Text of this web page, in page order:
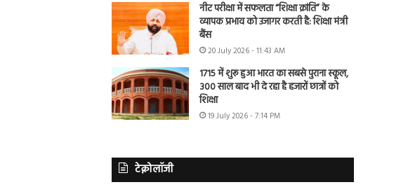
नीट परीक्षा में सफलता “शिक्षा क्रांति” के
व्यापक प्रभाव को उजागर करती है: शिक्षा मंत्री
बैंस
20 July 2026 - 11:43 AM
1715 में शुरू हुआ भारत का सबसे पुराना स्कूल,
300 साल बाद भी दे रहा है हजारों छात्रों को
शिक्षा
19 July 2026 - 7:14 PM
टेक्नोलॉजी